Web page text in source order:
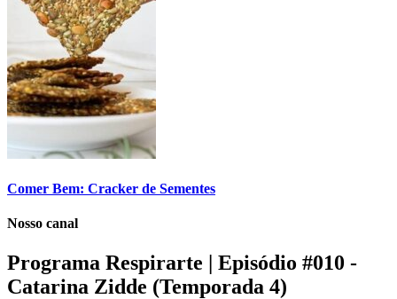
Comer Bem: Cracker de Sementes
Nosso canal
Programa Respirarte | Episódio #010 -
Catarina Zidde (Temporada 4)